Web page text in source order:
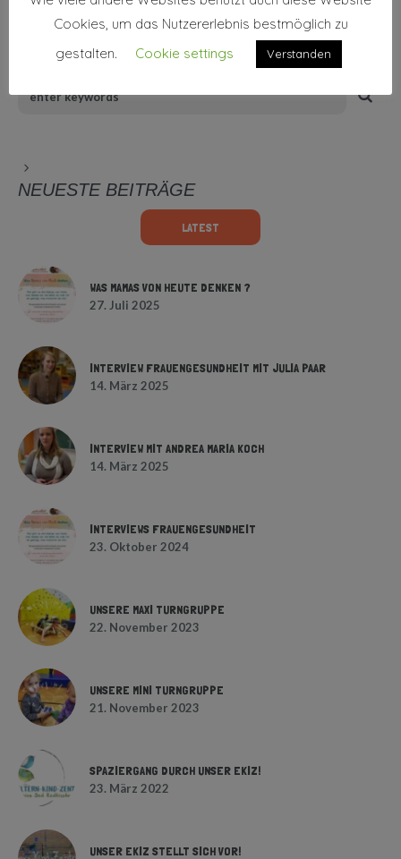
NEUESTE BEITRÄGE
LATEST
WAS MAMAS VON HEUTE DENKEN ?
27. Juli 2025
INTERVIEW FRAUENGESUNDHEIT MIT JULIA PAAR
14. März 2025
INTERVIEW MIT ANDREA MARIA KOCH
14. März 2025
INTERVIEWS FRAUENGESUNDHEIT
23. Oktober 2024
UNSERE MAXI TURNGRUPPE
22. November 2023
UNSERE MINI TURNGRUPPE
21. November 2023
SPAZIERGANG DURCH UNSER EKIZ!
23. März 2022
UNSER EKIZ STELLT SICH VOR!
Cookies, um das Nutzererlebnis bestmöglich zu
gestalten.
Cookie settings Verstanden